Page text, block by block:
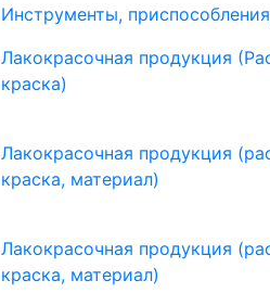
Инструменты,
Лакокрасочная продукция
краска)
Лакокрасочная продукция
краска, материал)
Лакокрасочная продукция
краска, материал)